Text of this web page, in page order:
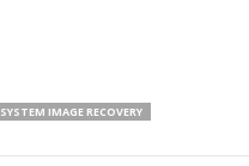
SYSTEM IMAGE RECOVERY